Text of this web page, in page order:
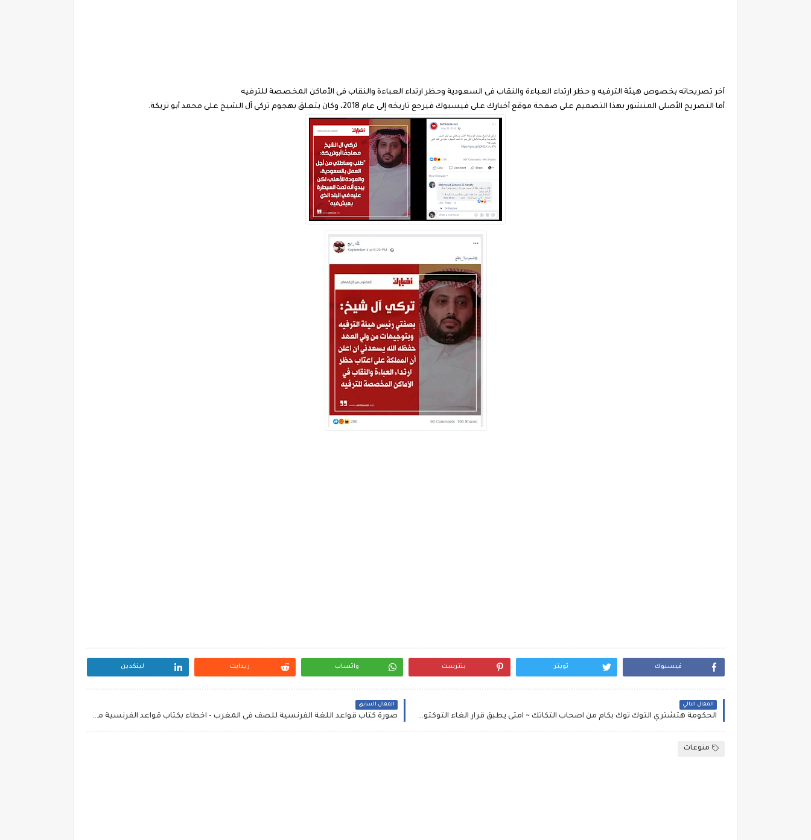
آخر تصريحاته بخصوص هيئة الترفيه و حظر ارتداء العباءة والنقاب فى السعودية وحظر ارتداء العباءة والنقاب فى الأماكن المخصصة للترفيه
أما التصريح الأصلى المنشور بهذا التصميم على صفحة موقع أخبارك على فيسبوك فيرجع تاريخه إلى عام 2018، وكان يتعلق بهجوم تركى آل الشيخ على محمد أبو تريكة.
فيسبوك تويتر بنترست واتساب ريدايت لينكدين
المقال التالي
الحكومة هتشتري التوك توك بكام من اصحاب التكاتك ~ امتى يطبق قرار الغاء التوكتوك في المحافظات
المقال السابق
صورة كتاب قواعد اللغة الفرنسية للصف فى المغرب - اخطاء بكتاب قواعد الفرنسية مبسطة للجميع
منوعات